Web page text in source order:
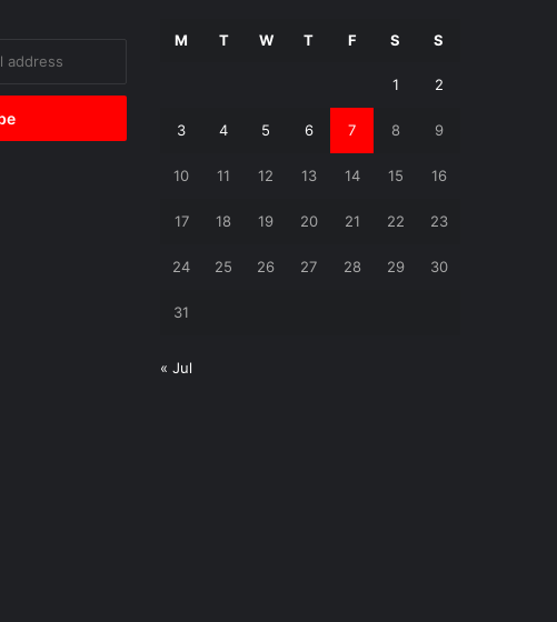
M T W T F S S
1 2
3 4 5 6 7 8 9
10 11 12 13 14 15 16
17 18 19 20 21 22 23
24 25 26 27 28 29 30
31
« Jul